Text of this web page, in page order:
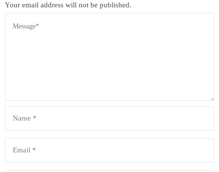
Your email address will not be published.